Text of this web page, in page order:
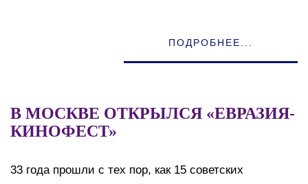
ПОДРОБНЕЕ...
В МОСКВЕ ОТКРЫЛСЯ «ЕВРАЗИЯ-
КИНОФЕСТ»
33 года прошли с тех пор, как 15 советских